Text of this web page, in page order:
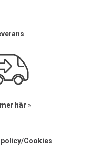
här »
Cookies